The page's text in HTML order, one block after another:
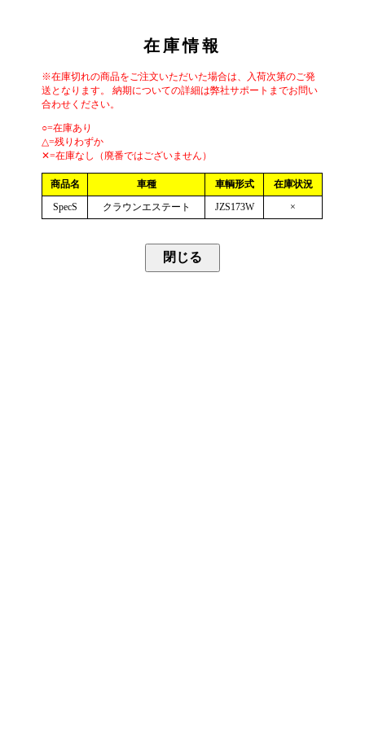
在庫情報
※在庫切れの商品をご注文いただいた場合は、入荷次第のご発
送となります。 納期についての詳細は弊社サポートまでお問い
合わせください。
○=在庫あり
△=残りわずか
✕=在庫なし（廃番ではございません）
商品名 車種 車輌形式
在庫状況
SpecS
クラウンエステート JZS173W ×